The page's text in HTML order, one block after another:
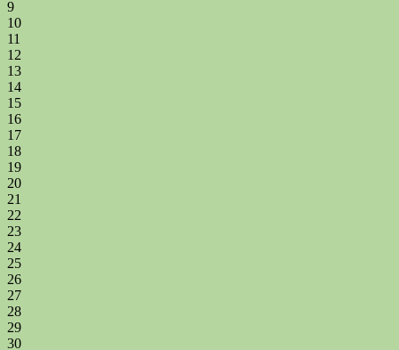
9
10
11
12
13
14
15
16
17
18
19
20
21
22
23
24
25
26
27
28
29
30